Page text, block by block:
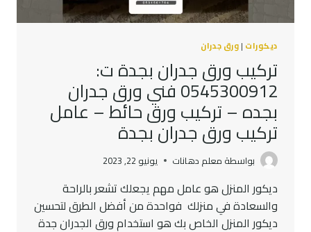
ديكورات |ورق جدران
تركيب ورق جدران بجدة ت:
0545300912 فني ورق جدران
بجده – تركيب ورق حائط – عامل
تركيب ورق جدران بجدة
بواسطة معلم دهانات يونيو 22, 2023
ديكور المنزل هو عامل مهم يجعلك تشعر بالراحة
والسعادة في منزلك فواحدة من أفضل الطرق لتحسين
ديكور المنزل الخاص بك هو استخدام ورق الجدران جدة